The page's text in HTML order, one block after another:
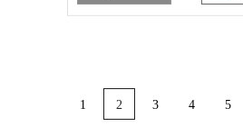
1 2 3 4 5